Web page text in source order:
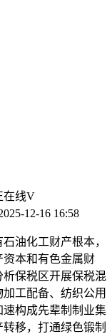
在线V
12-16 16:58
油化工财产根本，
本和有色金属财
保税区开展保税混
工配备、纺织公用
构成先辈制制业集
移，打通绿色锻制